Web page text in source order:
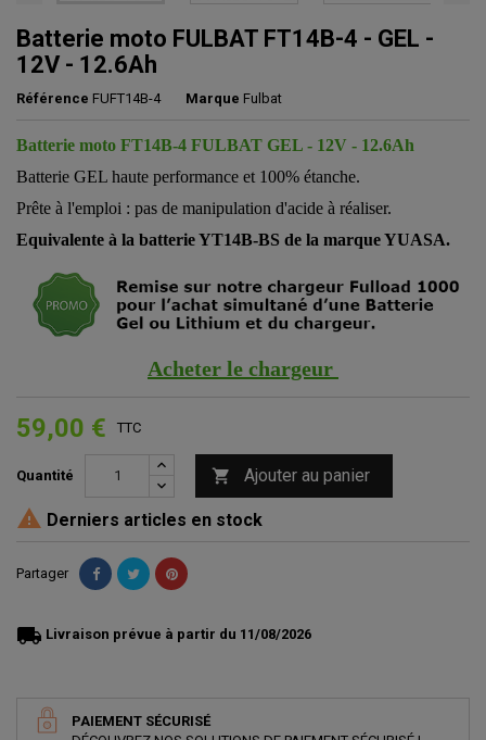
Batterie moto FULBAT FT14B-4 - GEL -
12V - 12.6Ah
Référence FUFT14B-4 Marque Fulbat
Batterie moto FT14B-4 FULBAT GEL - 12V - 12.6Ah
Batterie GEL haute performance et 100% étanche.
Prête à l'emploi : pas de manipulation d'acide à réaliser.
Equivalente à la batterie YT14B-BS de la marque YUASA.
Acheter le chargeur
59,00 € TTC
Quantité  Ajouter au panier
 Derniers articles en stock
Partager
local_shipping Livraison prévue à partir du 11/08/2026
PAIEMENT SÉCURISÉ